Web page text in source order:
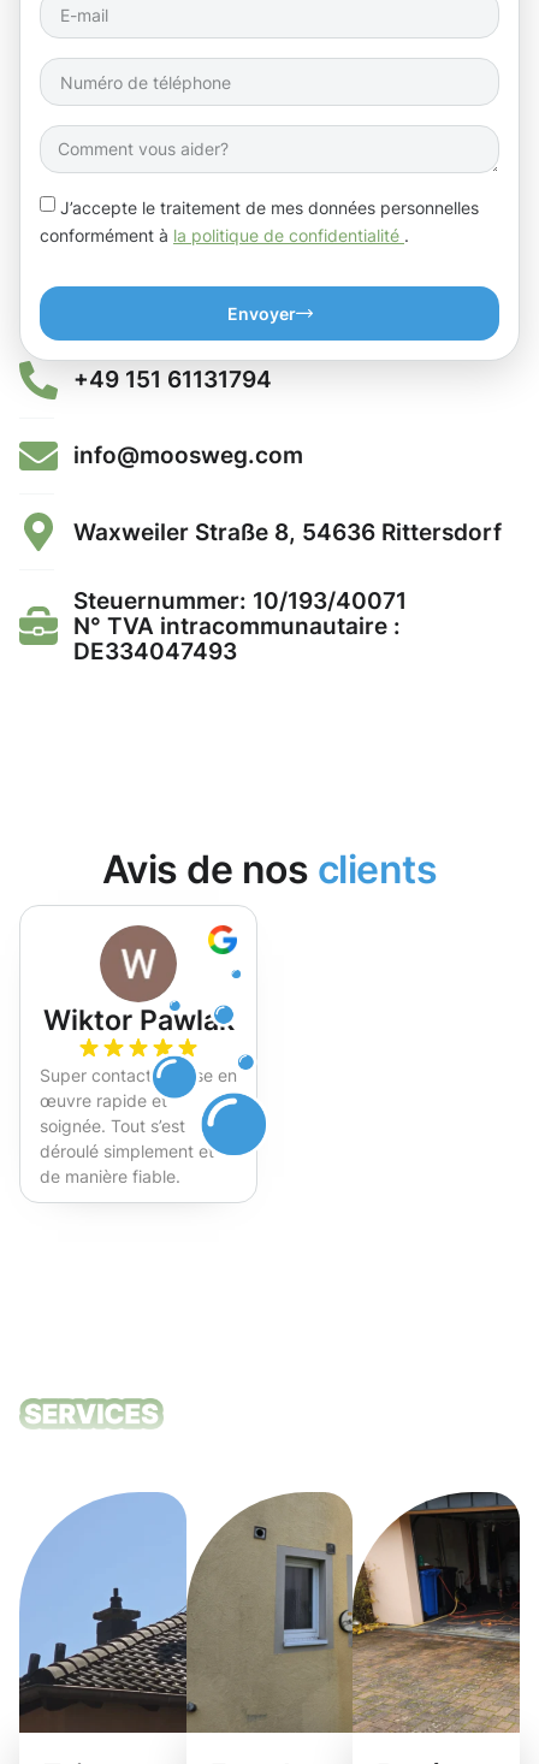
J’accepte le traitement de mes données personnelles
conformément à la politique de confidentialité .
Envoyer
+49 151 61131794
info@moosweg.com
Waxweiler Straße 8, 54636 Rittersdorf
Steuernummer: 10/193/40071
N° TVA intracommunautaire :
DE334047493
Avis de nos clients
Wiktor Pawlak
Super contact et mise en
œuvre rapide et
soignée. Tout s’est
déroulé simplement et
de manière fiable.
Fortement recommandé !